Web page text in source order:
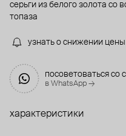
серьги из белого золота со
топаза
узнать о снижении цены
посоветоваться со
в WhatsApp →
характеристики